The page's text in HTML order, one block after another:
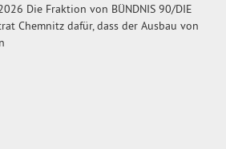
Die Fraktion von BÜNDNIS 90/DIE
Chemnitz dafür, dass der Ausbau von